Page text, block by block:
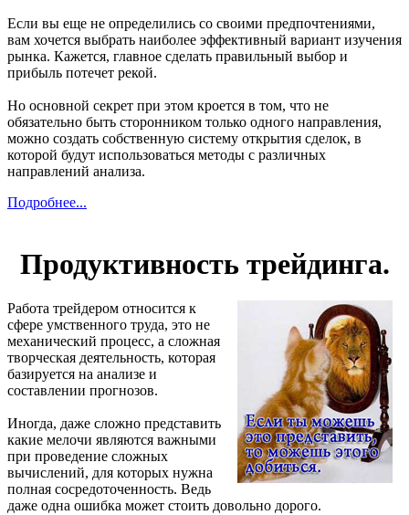
Если вы еще не определились со своими предпочтениями,
вам хочется выбрать наиболее эффективный вариант изучения
рынка. Кажется, главное сделать правильный выбор и
прибыль потечет рекой.
Но основной секрет при этом кроется в том, что не
обязательно быть сторонником только одного направления,
можно создать собственную систему открытия сделок, в
которой будут использоваться методы с различных
направлений анализа.
Подробнее...
Продуктивность трейдинга.
Работа трейдером относится к
сфере умственного труда, это не
механический процесс, а сложная
творческая деятельность, которая
базируется на анализе и
составлении прогнозов.
Иногда, даже сложно представить
какие мелочи являются важными
при проведение сложных
вычислений, для которых нужна
полная сосредоточенность. Ведь
даже одна ошибка может стоить довольно дорого.